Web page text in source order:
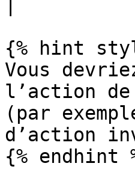
{% hint
Vous
l’action de
(par
d’action
{% endhint